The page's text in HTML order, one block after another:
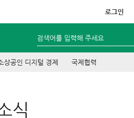
로그인
검색어를 입력해 주세요
상공인 디지털 경제 국제협력
식